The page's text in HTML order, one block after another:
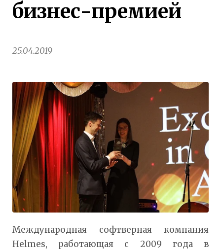
бизнес-премией
25.04.2019
Международная софтверная компания
Helmes, работающая с 2009 года в